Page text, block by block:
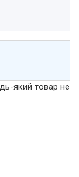
який товар не